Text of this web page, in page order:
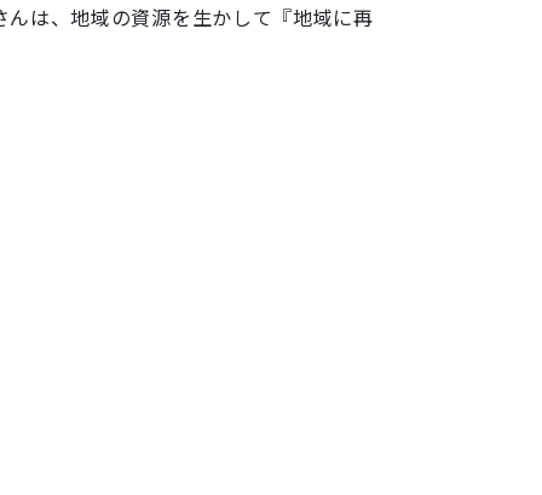
は、地域の資源を生かして『地域に再